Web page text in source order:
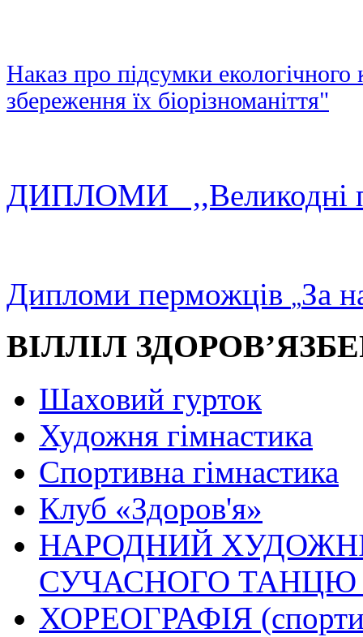
Наказ про підсумки
збереження їх біорізноманіття"
ДИПЛОМИ ,,Великодні
Дипломи перможців „За
ВІЛЛІЛ
Шаховий гурток
Художня гімнастика
Спортивна гімнастика
Клуб «Здоров'я»
НАРОДНИЙ
СУЧАСНОГО ТАНЦЮ
ХОРЕОГРАФІЯ